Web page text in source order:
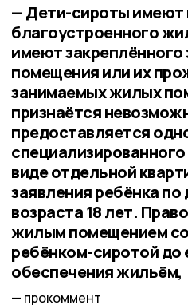
— Дети-сироты имеют
благоустроенного
имеют
помещения или их
занимаемых жилых
признаётся
предоставляется
виде отдельной
заявления ребёнка
возраста 18 лет.
жилым помещением
ребёнком-сиротой до
обеспечения жильём,
прокоммент